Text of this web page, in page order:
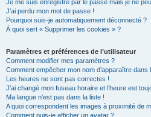
Je me suis enregistré par le passé mais je ne
J’ai perdu mon mot de passe !
Pourquoi suis-je automatiquement déconnecté ?
À quoi sert « Supprimer les cookies » ?
Paramètres et préférences de l’utilisateur
Comment modifier mes paramètres ?
Comment empêcher mon nom d’apparaître
Les heures ne sont pas correctes !
J’ai changé mon fuseau horaire et l’heure est
Ma langue n’est pas dans la liste !
A quoi correspondent les images à proximité de
Comment puis-je afficher un avatar ?